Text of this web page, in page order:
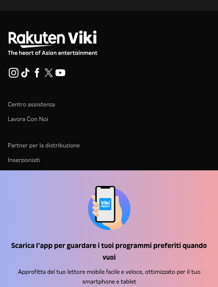
Scarica l’app per guardare i tuoi programmi preferiti quando
vuoi
Approfitta del tuo lettore mobile facile e veloce, ottimizzato per il tuo
smartphone e tablet
Centro assistenza
Lavora Con Noi
Partner per la distribuzione
Inserzionisti
Informativa sui cookie e sulla Tecnologia di tracciamento
Politica sul copyright